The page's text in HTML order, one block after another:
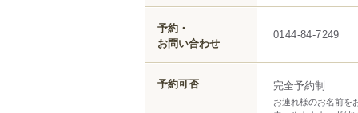
予約・
お問い合わせ
0144-84-7249
予約可否 完全予約制
お連れ様のお名前を